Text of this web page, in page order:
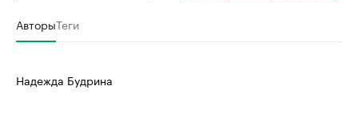
АвторыТеги
Надежда Будрина